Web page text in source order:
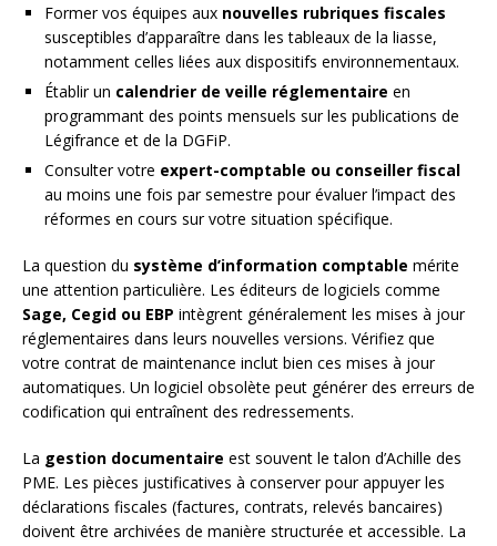
Former vos équipes aux nouvelles rubriques fiscales
susceptibles d’apparaître dans les tableaux de la liasse,
notamment celles liées aux dispositifs environnementaux.
Établir un calendrier de veille réglementaire en
programmant des points mensuels sur les publications de
Légifrance et de la DGFiP.
Consulter votre expert-comptable ou conseiller fiscal
au moins une fois par semestre pour évaluer l’impact des
réformes en cours sur votre situation spécifique.
La question du système d’information comptable mérite
une attention particulière. Les éditeurs de logiciels comme
Sage, Cegid ou EBP intègrent généralement les mises à jour
réglementaires dans leurs nouvelles versions. Vérifiez que
votre contrat de maintenance inclut bien ces mises à jour
automatiques. Un logiciel obsolète peut générer des erreurs de
codification qui entraînent des redressements.
La gestion documentaire est souvent le talon d’Achille des
PME. Les pièces justificatives à conserver pour appuyer les
déclarations fiscales (factures, contrats, relevés bancaires)
doivent être archivées de manière structurée et accessible. La